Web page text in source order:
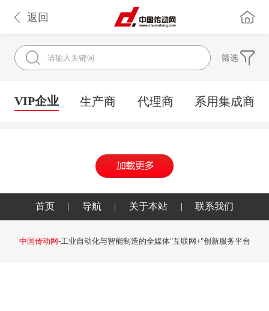
返回
筛选
VIP企业 生产商 代理商 系用集成商
首页 | 导航 | 关于本站 | 联系我们
中国传动网-工业自动化与智能制造的全媒体"互联网+"创新服务平台